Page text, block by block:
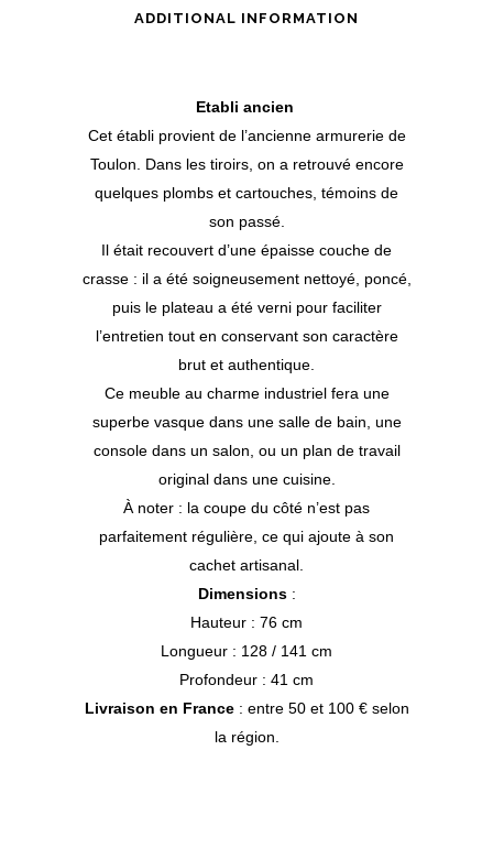
ADDITIONAL INFORMATION
Etabli ancien
Cet établi provient de l’ancienne armurerie de
Toulon. Dans les tiroirs, on a retrouvé encore
quelques plombs et cartouches, témoins de
son passé.
Il était recouvert d’une épaisse couche de
crasse : il a été soigneusement nettoyé, poncé,
puis le plateau a été verni pour faciliter
l’entretien tout en conservant son caractère
brut et authentique.
Ce meuble au charme industriel fera une
superbe vasque dans une salle de bain, une
console dans un salon, ou un plan de travail
original dans une cuisine.
À noter : la coupe du côté n’est pas
parfaitement régulière, ce qui ajoute à son
cachet artisanal.
Dimensions:
Hauteur : 76 cm
Longueur : 128 / 141 cm
Profondeur : 41 cm
Livraison en France: entre 50 et 100 € selon
la région.